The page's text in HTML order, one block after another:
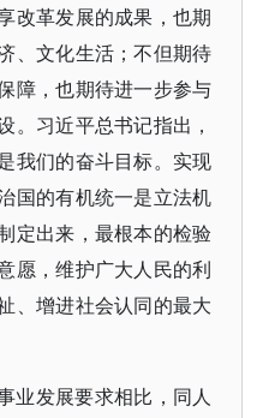
改革发展的成果，也期
、文化生活；不但期待
障，也期待进一步参与
。习近平总书记指出，
我们的奋斗目标。实现
国的有机统一是立法机
定出来，最根本的检验
愿，维护广大人民的利
、增进社会认同的最大
业发展要求相比，同人